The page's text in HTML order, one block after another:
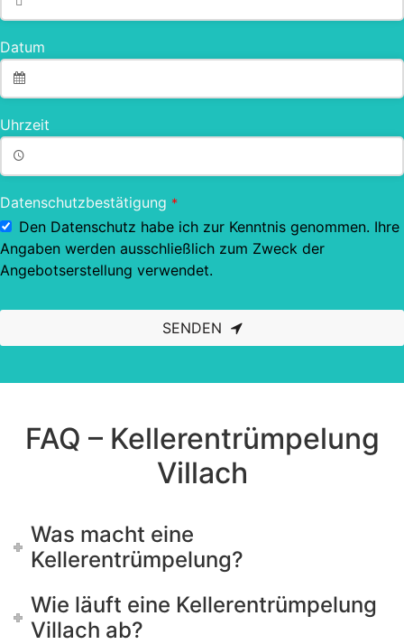
Datum
Uhrzeit
Datenschutzbestätigung *
Den Datenschutz habe ich zur Kenntnis genommen. Ihre
Angaben werden ausschließlich zum Zweck der
Angebotserstellung verwendet.
SENDEN
should
FAQ – Kellerentrümpelung
Villach
Was macht eine
Kellerentrümpelung?
Wie läuft eine Kellerentrümpelung
Villach ab?